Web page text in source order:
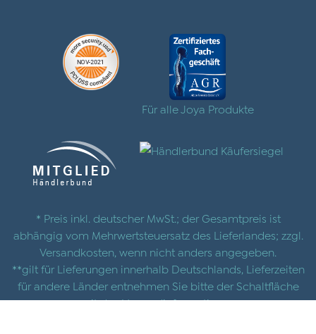
Für alle Joya Produkte
* Preis inkl. deutscher MwSt.; der Gesamtpreis ist
abhängig vom Mehrwertsteuersatz des Lieferlandes; zzgl.
Versandkosten , wenn nicht anders angegeben.
**gilt für Lieferungen innerhalb Deutschlands, Lieferzeiten
für andere Länder entnehmen Sie bitte der Schaltfläche
mit denVersandinformationen